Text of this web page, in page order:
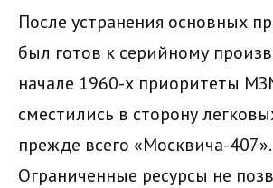
После устранения основных
был готов к серийному
начале 1960-х приоритеты
сместились в сторону
прежде всего «Москвича-407».
Ограниченные ресурсы не